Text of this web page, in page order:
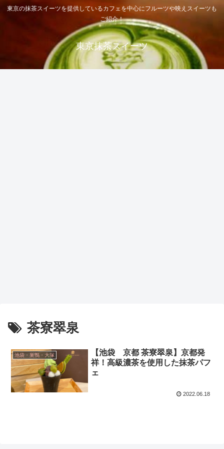
東京の抹茶スイーツを提供しているカフェを中心にフルーツや映えスイーツも
ご紹介！
東京抹茶スイーツ
茶寮翠泉
池袋・巣鴨・大塚
【池袋 京都 茶寮翠泉】京都発
祥！高級濃茶を使用した抹茶パフ
ェ
2022.06.18